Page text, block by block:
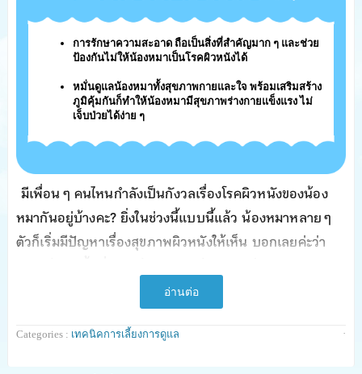
การรักษาความสะอาด ถือเป็นสิ่งที่สำคัญมาก ๆ และช่วย
ป้องกันไม่ให้น้องหมาเป็นโรคผิวหนังได้
หมั่นดูแลน้องหมาทั้งสุขภาพกายและใจ พร้อมเสริมสร้าง
ภูมิคุ้มกันก็ทำให้น้องหมามีสุขภาพร่างกายแข็งแรง ไม่
เจ็บป่วยได้ง่าย ๆ
มีเพื่อน ๆ คนไหนกำลังเป็นกังวลเรื่องโรคผิวหนังของน้อง
หมากันอยู่บ้างคะ? ยิ่งในช่วงนี้แบบนี้แล้ว น้องหมาหลาย ๆ
ตัวก็เริ่มมีปัญหาเรื่องสุขภาพผิวหนังให้เห็น บอกเลยค่ะว่า
ความเปียกชื้น และปัจจัยอื่น ๆ ทำให้น้องหมาเจ็บป่วย มี
ปัญหาผิวหนังต่าง ๆ ได้ง่ายมาก ๆ เลยละค่ะ
อ่านต่อ
Categories : เทคนิคการเลี้ยงการดูแล ·